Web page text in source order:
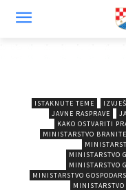
ISTAKNUTE TEME
JAVNE RASPRAVE
KAKO OSTVARITI
MINISTARSTVO
MINISTARSTVO
MINISTARSTVO
MINISTARSTVO